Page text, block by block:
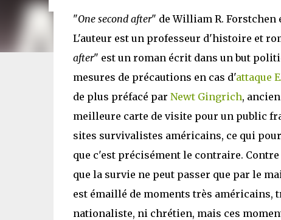
"One second after" de William R. Forstchen
L'auteur est un professeur d'histoire et
after" est un roman écrit dans un but
mesures de précautions en cas d'attaque
de plus préfacé par Newt Gingrich,
meilleure carte de visite pour un public
sites survivalistes américains, ce qui
que c'est précisément le contraire.
que la survie ne peut passer que par le
est émaillé de moments très américains,
nationaliste, ni chrétien, mais ces